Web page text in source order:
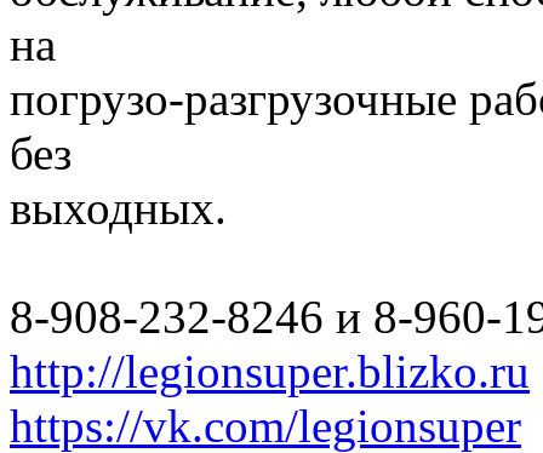
на
погрузо-разгрузочные
без
выходных.
8-908-232-8246 и 8-960-
http://legionsuper.blizko.ru
https://vk.com/legionsuper